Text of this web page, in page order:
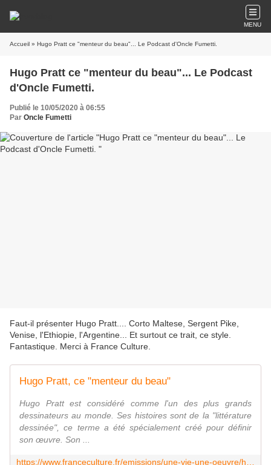
MENU
Accueil » Hugo Pratt ce "menteur du beau"... Le Podcast d'Oncle Fumetti.
Hugo Pratt ce "menteur du beau"... Le Podcast
d'Oncle Fumetti.
Publié le 10/05/2020 à 06:55
Par Oncle Fumetti
Faut-il présenter Hugo Pratt.... Corto Maltese, Sergent Pike,
Venise, l'Ethiopie, l'Argentine... Et surtout ce trait, ce style.
Fantastique. Merci à France Culture.
Hugo Pratt, ce "menteur du beau"
Hugo Pratt est considéré comme l'un des plus grands
dessinateurs au monde. Ses histoires sont de la "littérature
dessinée", ce terme a été spécialement créé pour définir
son œuvre. Son ...